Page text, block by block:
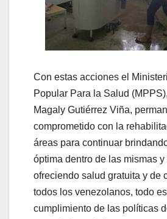
Con estas acciones el
Popular Para la Salud
Magaly Gutiérrez Viña,
comprometido con la
áreas para continuar
óptima dentro de las mismas
ofreciendo salud gratuita y de
todos los venezolanos, todo
cumplimiento de las políticas